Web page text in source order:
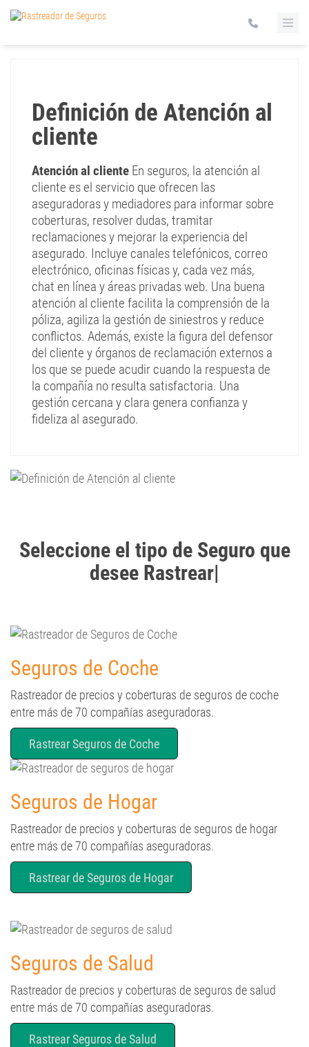
Definición de Atención al
cliente
Atención al cliente En seguros, la atención al
cliente es el servicio que ofrecen las
aseguradoras y mediadores para informar sobre
coberturas, resolver dudas, tramitar
reclamaciones y mejorar la experiencia del
asegurado. Incluye canales telefónicos, correo
electrónico, oficinas físicas y, cada vez más,
chat en línea y áreas privadas web. Una buena
atención al cliente facilita la comprensión de la
póliza, agiliza la gestión de siniestros y reduce
conflictos. Además, existe la figura del defensor
del cliente y órganos de reclamación externos a
los que se puede acudir cuando la respuesta de
la compañía no resulta satisfactoria. Una
gestión cercana y clara genera confianza y
fideliza al asegurado.
Seleccione el tipo de Seguro que
desee Rastrear|
Seguros de Coche
Rastreador de precios y coberturas de seguros de coche
entre más de 70 compañías aseguradoras.
Rastrear Seguros de Coche
Seguros de Hogar
Rastreador de precios y coberturas de seguros de hogar
entre más de 70 compañías aseguradoras.
Rastrear de Seguros de Hogar
Seguros de Salud
Rastreador de precios y coberturas de seguros de salud
entre más de 70 compañías aseguradoras.
Rastrear Seguros de Salud